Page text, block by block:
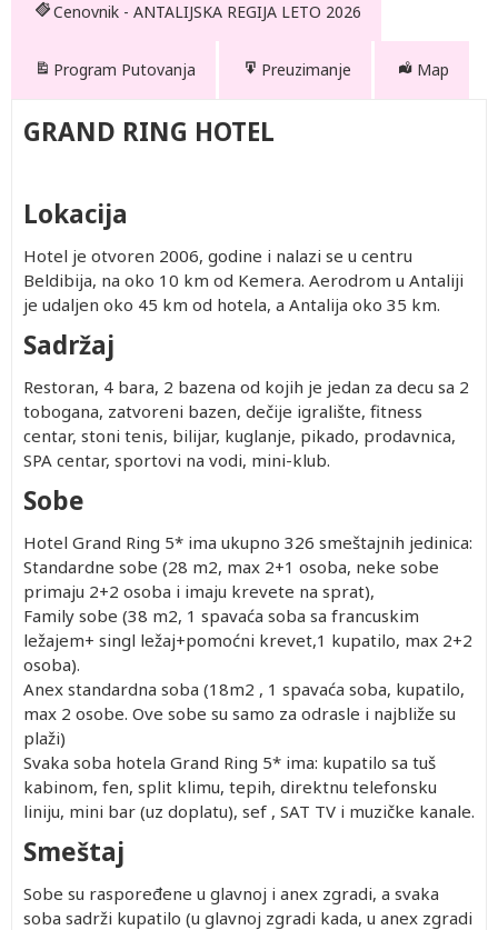
Cenovnik - ANTALIJSKA REGIJA LETO 2026
Program Putovanja Preuzimanje Map
GRAND RING HOTEL
Lokacija
Hotel je otvoren 2006, godine i nalazi se u centru
Beldibija, na oko 10 km od Kemera. Aerodrom u Antaliji
je udaljen oko 45 km od hotela, a Antalija oko 35 km.
Sadržaj
Restoran, 4 bara, 2 bazena od kojih je jedan za decu sa 2
tobogana, zatvoreni bazen, dečije igralište, fitness
centar, stoni tenis, bilijar, kuglanje, pikado, prodavnica,
SPA centar, sportovi na vodi, mini-klub.
Sobe
Hotel Grand Ring 5* ima ukupno 326 smeštajnih jedinica:
Standardne sobe (28 m2, max 2+1 osoba, neke sobe
primaju 2+2 osoba i imaju krevete na sprat),
Family sobe (38 m2, 1 spavaća soba sa francuskim
ležajem+ singl ležaj+pomoćni krevet,1 kupatilo, max 2+2
osoba).
Anex standardna soba (18m2 , 1 spavaća soba, kupatilo,
max 2 osobe. Ove sobe su samo za odrasle i najbliže su
plaži)
Svaka soba hotela Grand Ring 5* ima: kupatilo sa tuš
kabinom, fen, split klimu, tepih, direktnu telefonsku
liniju, mini bar (uz doplatu), sef , SAT TV i muzičke kanale.
Smeštaj
Sobe su raspoređene u glavnoj i anex zgradi, a svaka
soba sadrži kupatilo (u glavnoj zgradi kada, u anex zgradi